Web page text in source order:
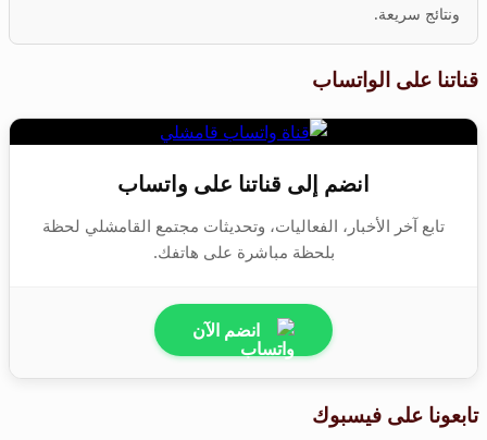
ونتائج سريعة.
قناتنا على الواتساب
انضم إلى قناتنا على واتساب
تابع آخر الأخبار، الفعاليات، وتحديثات مجتمع القامشلي لحظة
بلحظة مباشرة على هاتفك.
انضم الآن
تابعونا على فيسبوك